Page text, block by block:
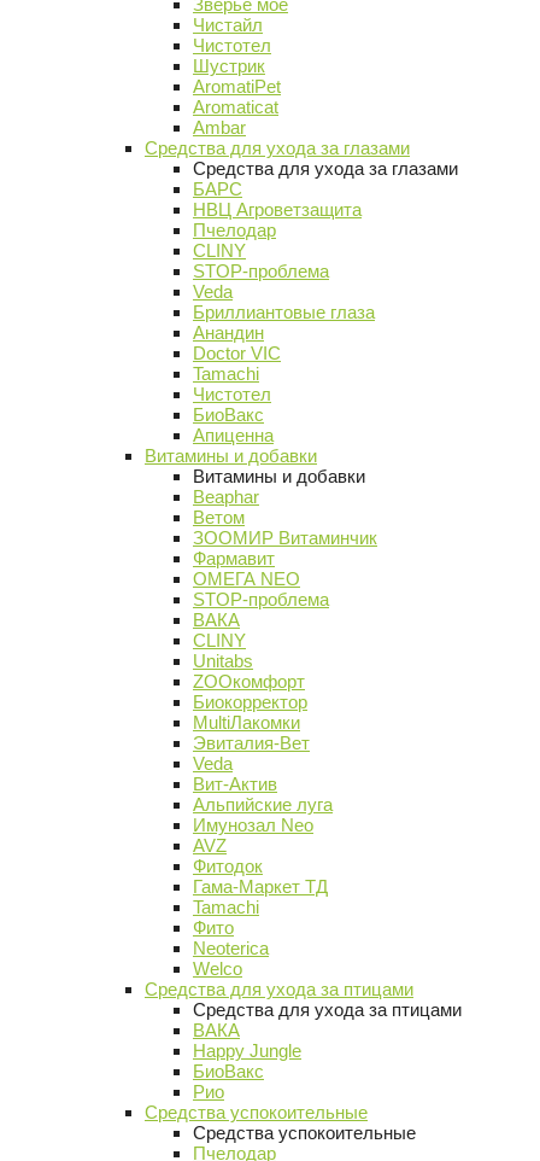
Зверье мое
Чистайл
Чистотел
Шустрик
AromatiPet
Aromaticat
Ambar
Средства для ухода за глазами
Средства для ухода за глазами
БАРС
НВЦ Агроветзащита
Пчелодар
CLINY
STOP-проблема
Veda
Бриллиантовые глаза
Анандин
Doctor VIC
Tamachi
Чистотел
БиоВакс
Апиценна
Витамины и добавки
Витамины и добавки
Beaphar
Ветом
ЗООМИР Витаминчик
Фармавит
ОМЕГА NEO
STOP-проблема
ВАКА
CLINY
Unitabs
ZOOкомфорт
Биокорректор
MultiЛакомки
Эвиталия-Вет
Veda
Вит-Актив
Альпийские луга
Имунозал Neo
AVZ
Фитодок
Гама-Маркет ТД
Tamachi
Фито
Neoterica
Welco
Средства для ухода за птицами
Средства для ухода за птицами
ВАКА
Happy Jungle
БиоВакс
Рио
Средства успокоительные
Средства успокоительные
Пчелодар